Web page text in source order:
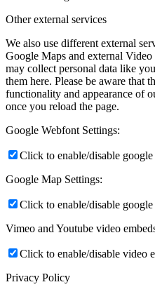
Other external services
We also use different external
Google Maps and external
may collect personal data like
them here. Please be aware that
functionality and appearance of
once you reload the page.
Google Webfont Settings:
Click to enable/disable
Google Map Settings:
Click to enable/disable google
Vimeo and Youtube video
Click to enable/disable video
Privacy Policy